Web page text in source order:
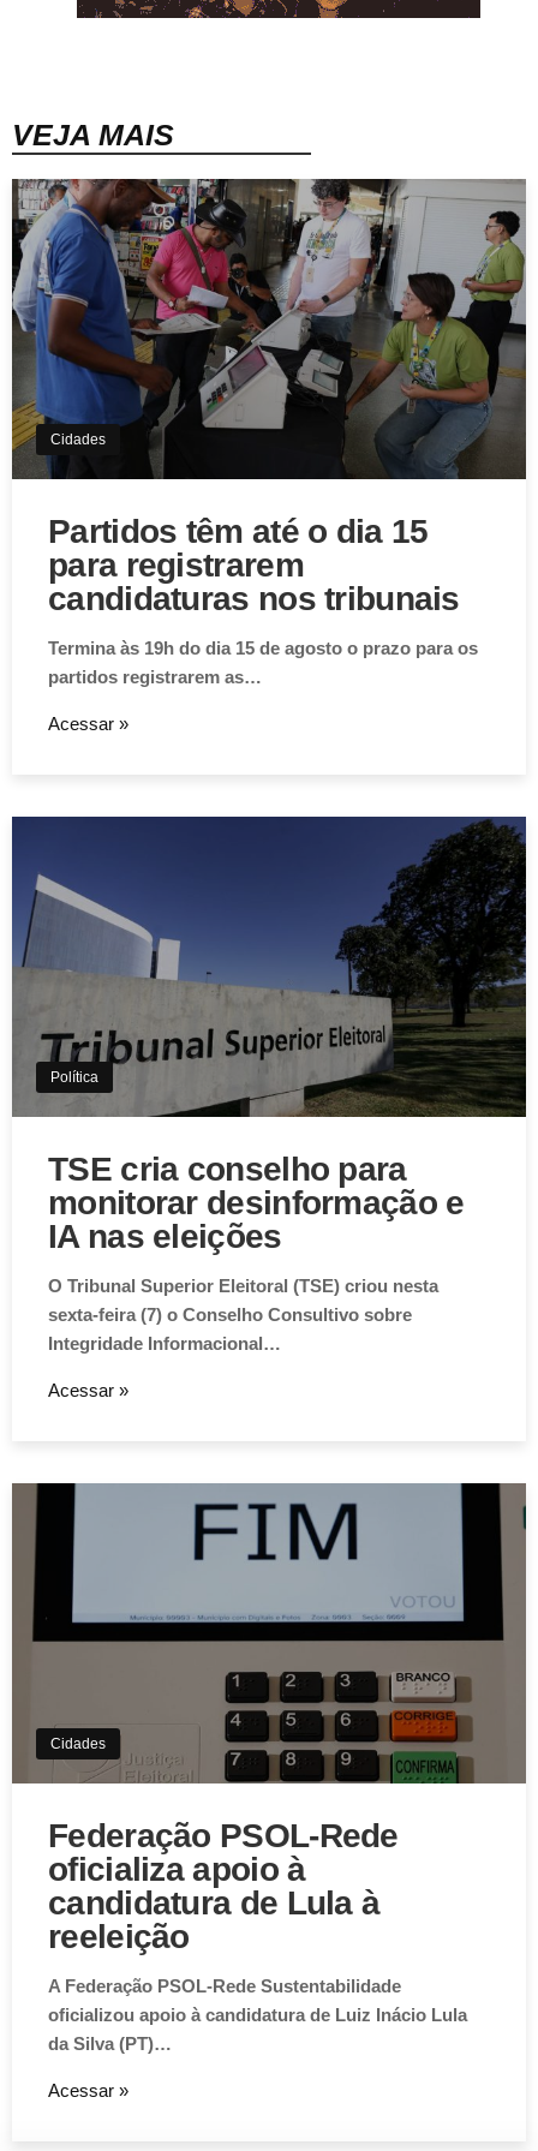
Aviso de Cookies!
Este website utiliza Cookies. Usamos cookies, garantindo
experiência única em nosso site.
Aceitar
VEJA MAIS
Cidades
Partidos têm até o dia 15
para registrarem
candidaturas nos tribunais
Termina às 19h do dia 15 de agosto o prazo para os
partidos registrarem as…
Acessar »
Política
TSE cria conselho para
monitorar desinformação e
IA nas eleições
O Tribunal Superior Eleitoral (TSE) criou nesta
sexta-feira (7) o Conselho Consultivo sobre
Integridade Informacional…
Acessar »
Cidades
Federação PSOL-Rede
oficializa apoio à
candidatura de Lula à
reeleição
A Federação PSOL-Rede Sustentabilidade
oficializou apoio à candidatura de Luiz Inácio Lula
da Silva (PT)…
Acessar »